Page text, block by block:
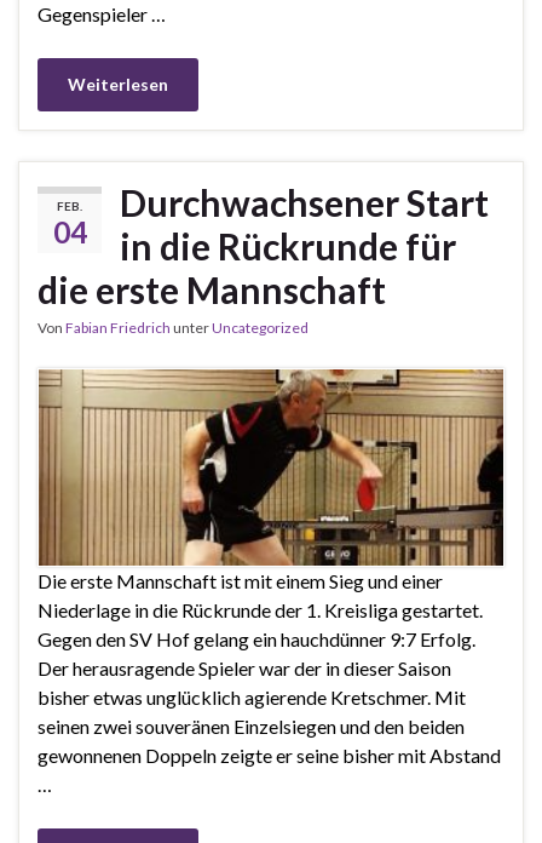
Gegenspieler …
Weiterlesen
FEB.
04
Durchwachsener Start
in die Rückrunde für
die erste Mannschaft
Von Fabian Friedrich unterUncategorized
Die erste Mannschaft ist mit einem Sieg und einer
Niederlage in die Rückrunde der 1. Kreisliga gestartet.
Gegen den SV Hof gelang ein hauchdünner 9:7 Erfolg.
Der herausragende Spieler war der in dieser Saison
bisher etwas unglücklich agierende Kretschmer. Mit
seinen zwei souveränen Einzelsiegen und den beiden
gewonnenen Doppeln zeigte er seine bisher mit Abstand
…